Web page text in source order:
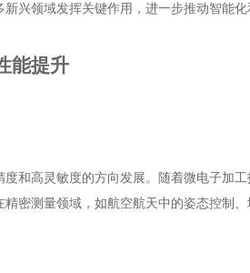
兴领域发挥关键作用，进一步推动智能化
能提升
和高灵敏度的方向发展。随着微电子加
密测量领域，如航空航天中的姿态控制